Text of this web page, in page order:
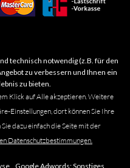
Aktualisierung: 06.2026
Regel nicht als solche kenntlich
bedeutet nicht, dass es
technisch notwendig (z.B. für den
zu verbessern und Ihnen ein
zu bieten.
Klick auf Alle akzeptieren. Weitere
Einstellungen, dort können Sie Ihre
dazu einfach die Seite mit der
Datenschutzbestimmungen.
, Google Adwords:Sonstiges